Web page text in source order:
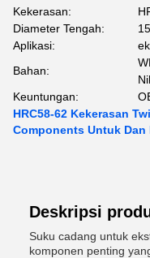
Kekerasan:
Diameter Tengah:
Aplikasi:
Bahan:
Keuntungan:
HRC58-62 Kekerasan
Components Untuk
Deskripsi
Suku cadang untuk
komponen penting